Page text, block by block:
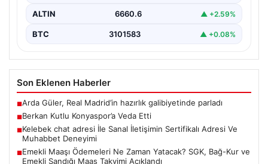
ALTIN 6660.6 ▲ +2.59%
BTC 3101583 ▲ +0.08%
Son Eklenen Haberler
■Arda Güler, Real Madrid’in hazırlık galibiyetinde parladı
■Berkan Kutlu Konyaspor’a Veda Etti
■Kelebek chat adresi İle Sanal İletişimin Sertifikalı Adresi Ve
Muhabbet Deneyimi
■Emekli Maaşı Ödemeleri Ne Zaman Yatacak? SGK, Bağ-Kur ve
Emekli Sandığı Maaş Takvimi Açıklandı